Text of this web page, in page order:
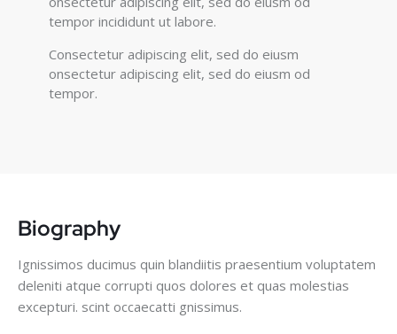
tempor incididunt ut labore.
Consectetur adipiscing elit, sed do eiusm
onsectetur adipiscing elit, sed do eiusm od
tempor.
Biography
Ignissimos ducimus quin blandiitis praesentium voluptatem
deleniti atque corrupti quos dolores et quas molestias
excepturi. scint occaecatti gnissimus.